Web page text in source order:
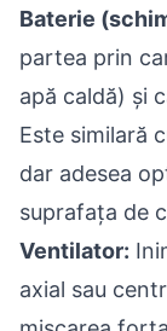
Baterie (
partea prin
apă caldă) și
Este similară
dar adesea
suprafața de
Ventilator:
axial sau